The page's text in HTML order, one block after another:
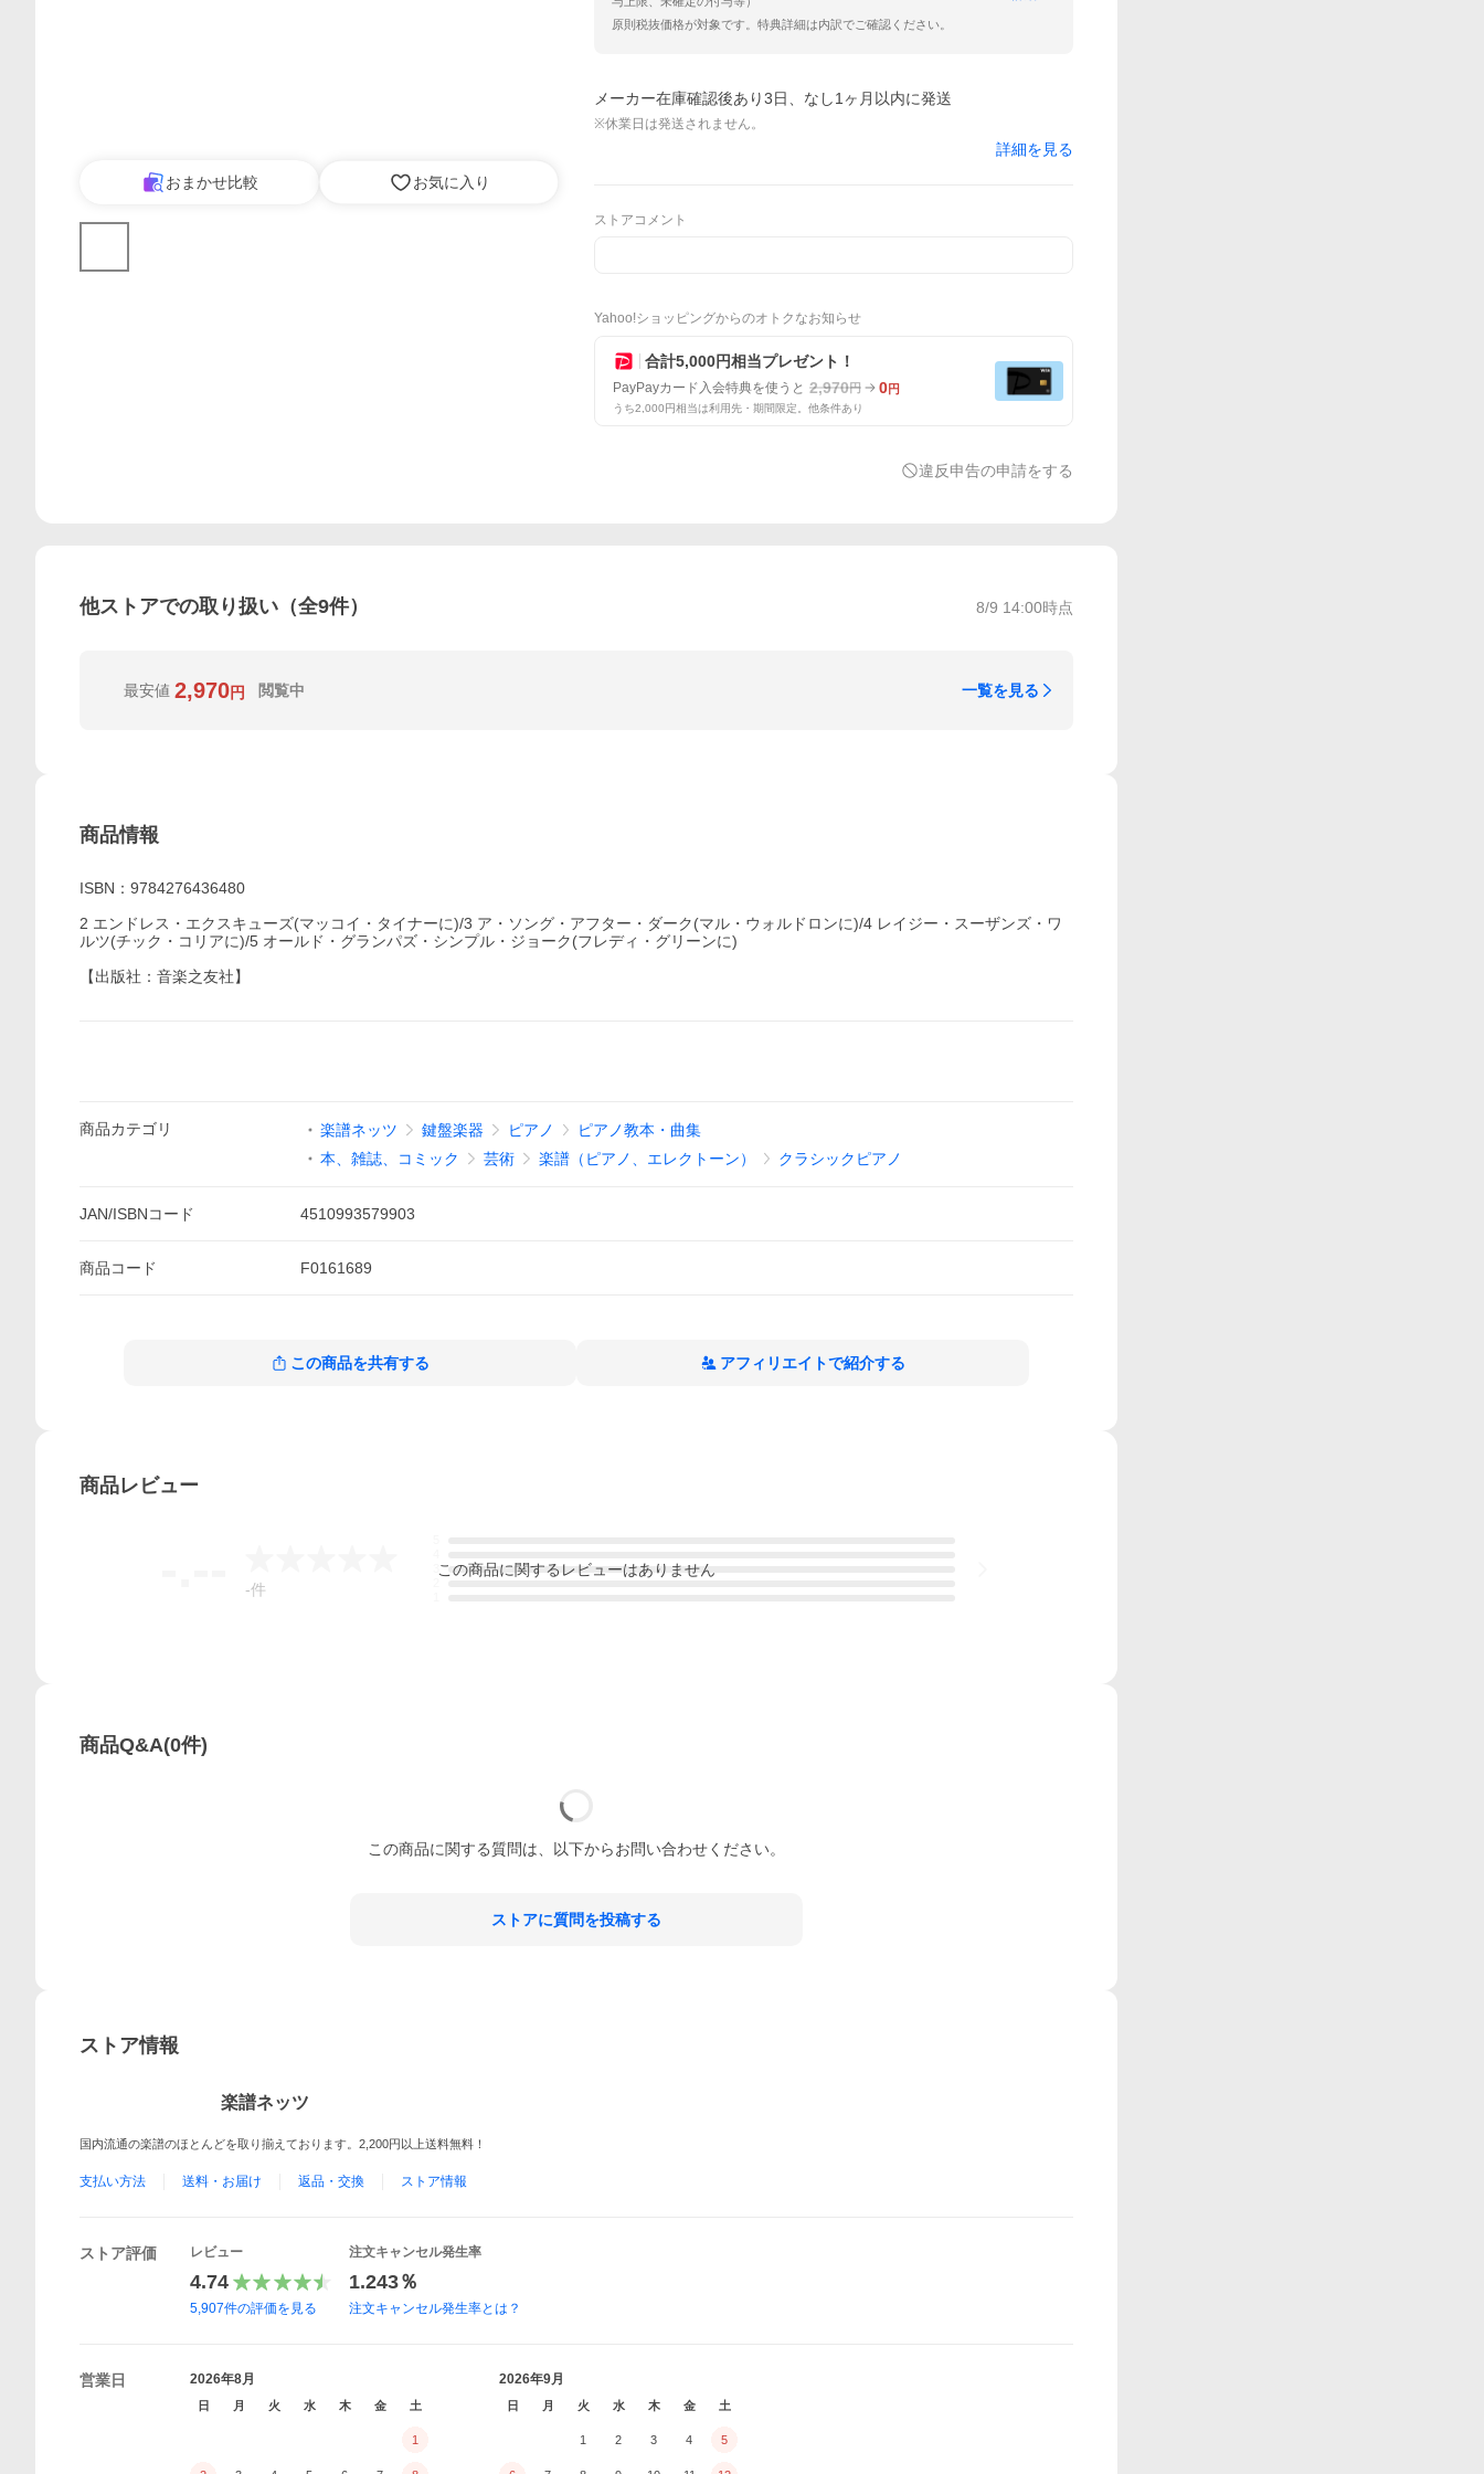
おまかせ比較 お気に入り
原則税抜価格が対象です。特典詳細は内訳でご確認ください。
メーカー在庫確認後あり3日、なし1ヶ月以内に発送
※休業日は発送されません。
詳細を見る
ストアコメント
Yahoo!ショッピングからのオトクなお知らせ
合計5,000円相当プレゼント！
PayPayカード入会特典を使うと 2,970円 0円
うち2,000円相当は利用先・期間限定。他条件あり
違反申告の申請をする
他ストアでの取り扱い（全9件） 8/9 14:00時点
最安値 2,970円 閲覧中 一覧を見る
商品情報
ISBN：9784276436480
2 エンドレス・エクスキューズ(マッコイ・タイナーに)/3 ア・ソング・アフター・ダーク(マル・ウォルドロンに)/4 レイジー・スーザンズ・ワ
ルツ(チック・コリアに)/5 オールド・グランパズ・シンプル・ジョーク(フレディ・グリーンに)
【出版社：音楽之友社】
商品カテゴリ 楽譜ネッツ 鍵盤楽器 ピアノ
ピアノ教本・曲集
本、雑誌、コミック
芸術 楽譜（ピアノ、エレクトーン） クラシックピアノ
JAN/ISBNコード 4510993579903
商品コード F0161689
この商品を共有する アフィリエイトで紹介する
商品レビュー
-件
この商品に関するレビューはありません
商品Q&A(0件)
この商品に関する質問は、以下からお問い合わせください。
ストアに質問を投稿する
ストア情報
楽譜ネッツ
国内流通の楽譜のほとんどを取り揃えております。2,200円以上送料無料！
支払い方法 送料・お届け 返品・交換 ストア情報
ストア評価 レビュー
4.74
5,907件の評価を見る
注文キャンセル発生率
1.243％
注文キャンセル発生率とは？
営業日 2026年8月
日 月 火 水 木 金 土
1
2026年9月
日 月 火 水 木 金 土
1 2 3 4 5